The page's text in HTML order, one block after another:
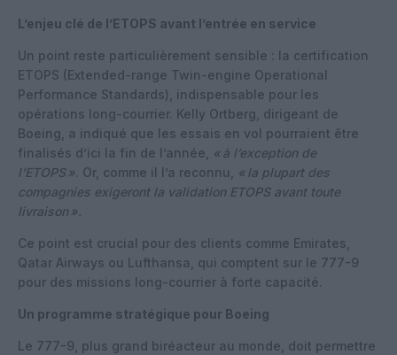
L’enjeu clé de l’ETOPS avant l’entrée en service
Un point reste particulièrement sensible : la certification
ETOPS (Extended-range Twin-engine Operational
Performance Standards), indispensable pour les
opérations long-courrier. Kelly Ortberg, dirigeant de
Boeing, a indiqué que les essais en vol pourraient être
finalisés d’ici la fin de l’année,
«à l’exception de
l’ETOPS ». Or, comme il l’a reconnu, « la plupart des
compagnies exigeront la validation ETOPS avant toute
livraison ».
Ce point est crucial pour des clients comme Emirates,
Qatar Airways ou Lufthansa, qui comptent sur le 777-9
pour des missions long-courrier à forte capacité.
Un programme stratégique pour Boeing
Le 777-9, plus grand biréacteur au monde, doit permettre